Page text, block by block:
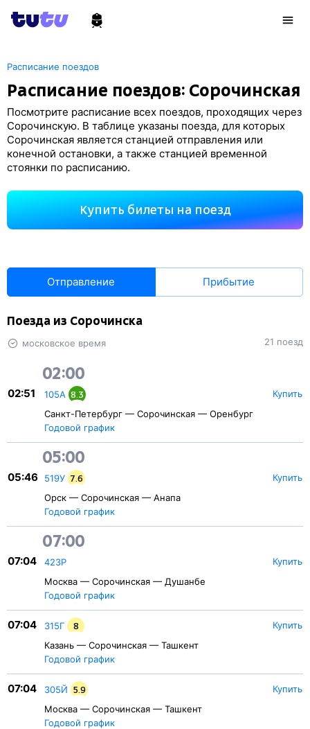
Расписание поездов
Расписание поездов: Сорочинская
Посмотрите расписание всех поездов, проходящих через
Сорочинскую. В таблице указаны поезда, для которых
Сорочинская является станцией отправления или
конечной остановки, а также станцией временной
стоянки по расписанию.
Купить билеты на поезд
Отправление Прибытие
Поезда из Сорочинска
московское время 21 поезд
02:00
02:51 105А 8.3
Санкт-Петербург — Сорочинская — Оренбург
Годовой график
Купить
05:00
05:46 519У 7.6
Орск — Сорочинская — Анапа
Годовой график
Купить
07:00
07:04
423Р
Москва — Сорочинская — Душанбе
Годовой график
Купить
07:04 315Г 8
Казань — Сорочинская — Ташкент
Годовой график
Купить
07:04 305Й 5.9
Москва — Сорочинская — Ташкент
Годовой график
Купить